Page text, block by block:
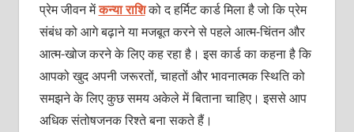
प्रेम जीवन मेंकन्‍या राशिको द हर्मिट कार्ड मिला है जो कि प्रेम
संबंध को आगे बढ़ाने या मजबूत करने से पहले आत्‍म-चिंतन और
आत्‍म-खोज करने के लिए कह रहा है। इस कार्ड का कहना है कि
आपको खुद अपनी जरूरतों, चाहतों और भावनात्‍मक स्थिति को
समझने के लिए कुछ समय अकेले में बिताना चाहिए। इससे आप
अधिक संतोषजनक रिश्‍ते बना सकते हैं।